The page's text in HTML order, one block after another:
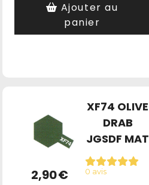
Ajouter au
panier
XF74 OLIVE
DRAB
JGSDF MAT
0 avis
2,90€